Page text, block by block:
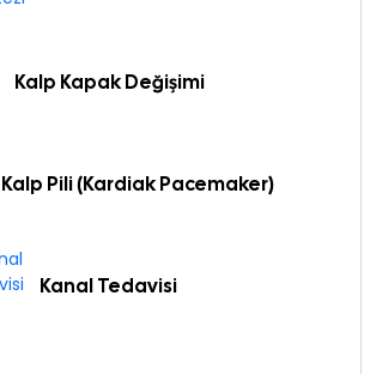
Kalp Kapak Değişimi
Kalp Pili (Kardiak Pacemaker)
Kanal Tedavisi